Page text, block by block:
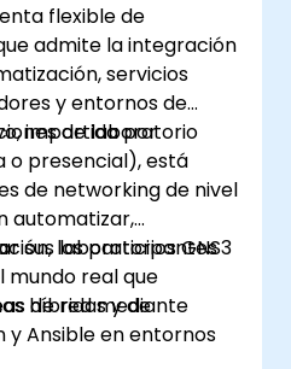
flexible de
admite la integración
servicios
y entornos de
de laboratorio
impartida por
o presencial), está
de networking de nivel
automatizar,
sus laboratorios GNS3
real que
híbridas y de
los participantes
de red mediante
y Ansible en entornos